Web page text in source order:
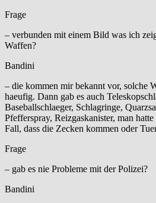
Frage
– verbunden mit einem Bild was ich
Waffen?
Bandini
– die kommen mir bekannt vor, solche
haeufig. Dann gab es auch
Baseballschlaeger, Schlagringe,
Pfefferspray, Reizgaskanister, man
Fall, dass die Zecken kommen oder
Frage
– gab es nie Probleme mit der Polizei?
Bandini